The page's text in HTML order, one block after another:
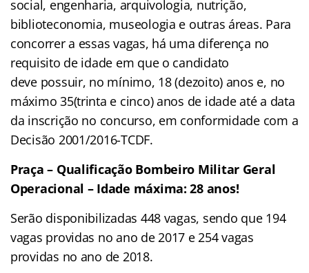
social, engenharia, arquivologia, nutrição,
biblioteconomia, museologia e outras áreas. Para
concorrer a essas vagas, há uma diferença no
requisito de idade em que o candidato
deve possuir, no mínimo, 18 (dezoito) anos e, no
máximo 35(trinta e cinco) anos de idade até a data
da inscrição no concurso, em conformidade com a
Decisão 2001/2016-TCDF.
Praça – Qualificação Bombeiro Militar Geral
Operacional – Idade máxima: 28 anos!
Serão disponibilizadas 448 vagas, sendo que 194
vagas providas no ano de 2017 e 254 vagas
providas no ano de 2018.